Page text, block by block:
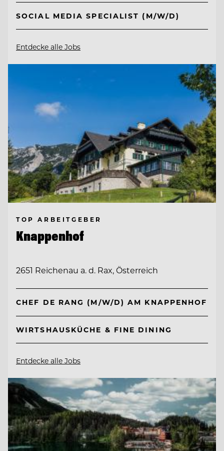
SOCIAL MEDIA SPECIALIST (M/W/D)
Entdecke alle Jobs
TOP ARBEITGEBER
Knappenhof
2651 Reichenau a. d. Rax, Österreich
CHEF DE RANG (M/W/D) AM KNAPPENHOF
WIRTSHAUSKÜCHE & FINE DINING
Entdecke alle Jobs